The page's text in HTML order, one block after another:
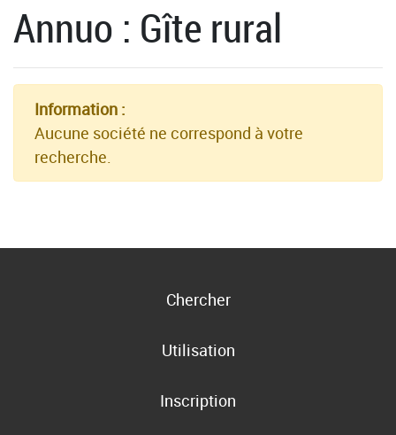
Annuo : Gîte rural
Information :
Aucune société ne correspond à votre
recherche.
Chercher
Utilisation
Inscription